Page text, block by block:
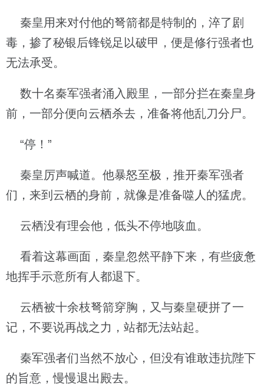
秦皇用来对付他的弩箭都是特制的，淬了剧
毒，掺了秘银后锋锐足以破甲，便是修行强者也
无法承受。
数十名秦军强者涌入殿里，一部分拦在秦皇身
前，一部分便向云栖杀去，准备将他乱刀分尸。
“停！”
秦皇厉声喊道。他暴怒至极，推开秦军强者
们，来到云栖的身前，就像是准备噬人的猛虎。
云栖没有理会他，低头不停地咳血。
看着这幕画面，秦皇忽然平静下来，有些疲惫
地挥手示意所有人都退下。
云栖被十余枝弩箭穿胸，又与秦皇硬拼了一
记，不要说再战之力，站都无法站起。
秦军强者们当然不放心，但没有谁敢违抗陛下
的旨意，慢慢退出殿去。